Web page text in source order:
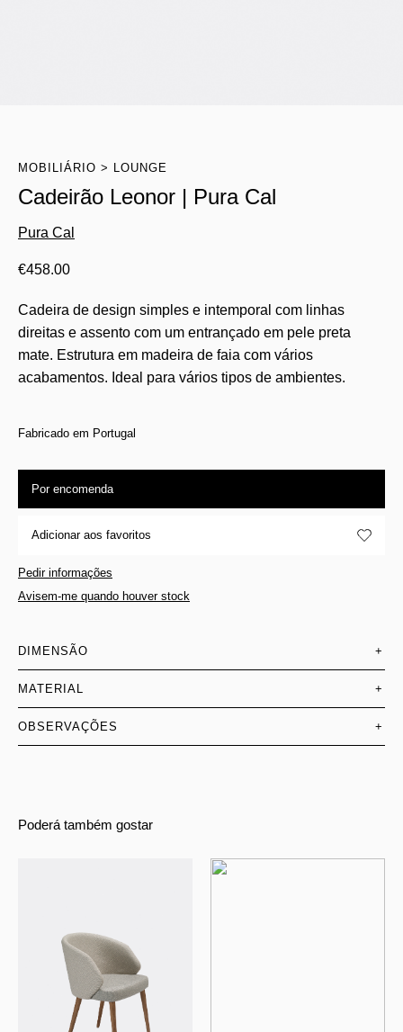
MOBILIÁRIO LOUNGE
Cadeirão Leonor | Pura Cal
Pura Cal
€458.00
Cadeira de design simples e intemporal com linhas
direitas e assento com um entrançado em pele preta
mate. Estrutura em madeira de faia com vários
acabamentos. Ideal para vários tipos de ambientes.
Fabricado em Portugal
Por encomenda
Adicionar aos favoritos
Pedir informações
Avisem-me quando houver stock
DIMENSÃO +
MATERIAL +
OBSERVAÇÕES +
Poderá também gostar